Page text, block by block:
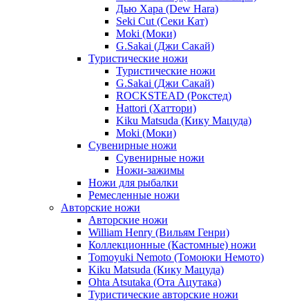
Дью Хара (Dew Hara)
Seki Cut (Секи Кат)
Moki (Моки)
G.Sakai (Джи Сакай)
Туристические ножи
Туристические ножи
G.Sakai (Джи Сакай)
ROCKSTEAD (Рокстед)
Hattori (Хаттори)
Kiku Matsuda (Кику Мацуда)
Moki (Моки)
Сувенирные ножи
Сувенирные ножи
Ножи-зажимы
Ножи для рыбалки
Ремесленные ножи
Авторские ножи
Авторские ножи
William Henry (Вильям Генри)
Коллекционные (Кастомные) ножи
Tomoyuki Nemoto (Томоюки Немото)
Kiku Matsuda (Кику Мацуда)
Ohta Atsutaka (Ота Ацутака)
Туристические авторские ножи